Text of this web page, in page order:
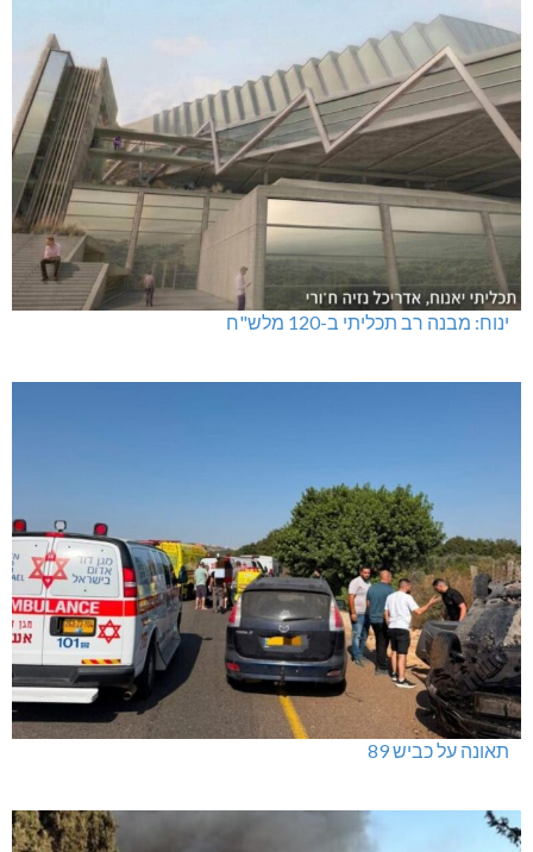
ינוח: מבנה רב תכליתי ב-120 מלש"ח
תאונה על כביש 89